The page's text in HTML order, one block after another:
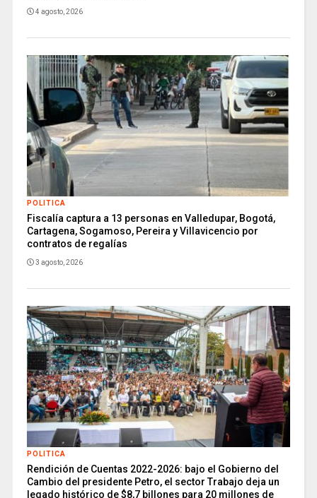
4 agosto, 2026
POLITICA
Fiscalía captura a 13 personas en Valledupar, Bogotá,
Cartagena, Sogamoso, Pereira y Villavicencio por
contratos de regalías
3 agosto, 2026
POLITICA
Rendición de Cuentas 2022-2026: bajo el Gobierno del
Cambio del presidente Petro, el sector Trabajo deja un
legado histórico de $8,7 billones para 20 millones de